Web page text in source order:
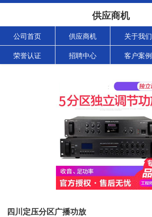
供应商机
公司首页 供应商机 关于我们
荣誉认证 招聘中心 客户案例
四川定压分区广播功放